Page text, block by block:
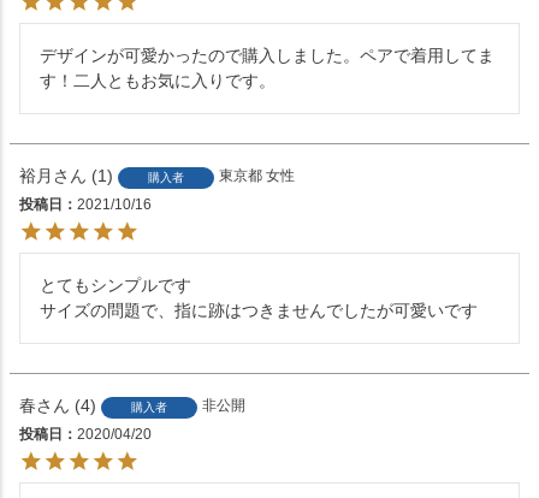
デザインが可愛かったので購入しました。ペアで着用してま
す！二人ともお気に入りです。
裕月 1 購入者 東京都 女性
投稿日
2021/10/16
とてもシンプルです
サイズの問題で、指に跡はつきませんでしたが可愛いです
春 4 購入者
非公開
投稿日
2020/04/20